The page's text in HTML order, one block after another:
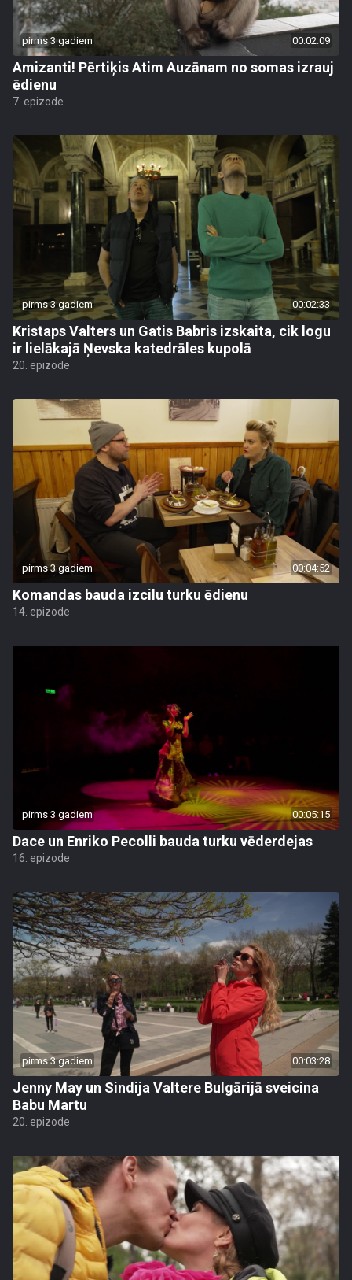
pirms 3 gadiem 00:02:09
Amizanti! Pērtiķis Atim Auzānam no somas izrauj
ēdienu
7. epizode
pirms 3 gadiem 00:02:33
Kristaps Valters un Gatis Babris izskaita, cik logu
ir lielākajā Ņevska katedrāles kupolā
20. epizode
pirms 3 gadiem 00:04:52
Komandas bauda izcilu turku ēdienu
14. epizode
pirms 3 gadiem 00:05:15
Dace un Enriko Pecolli bauda turku vēderdejas
16. epizode
pirms 3 gadiem 00:03:28
Jenny May un Sindija Valtere Bulgārijā sveicina
Babu Martu
20. epizode